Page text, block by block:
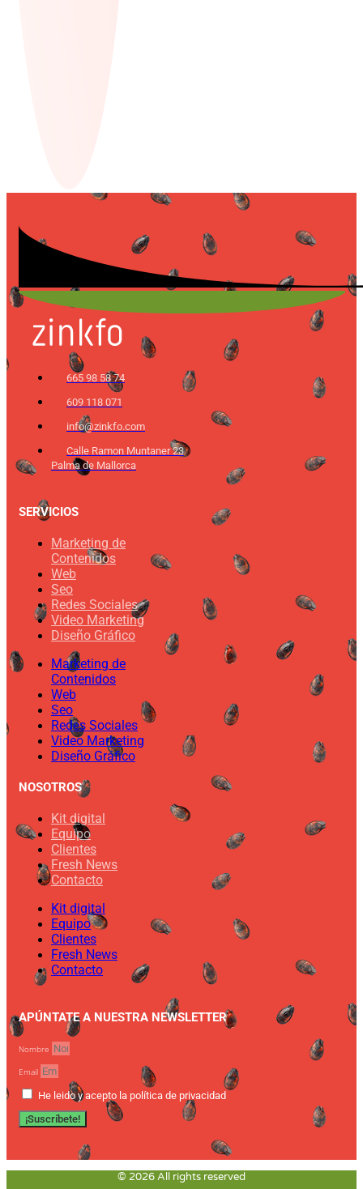
665 98 58 74
609 118 071
info@zinkfo.com
Calle Ramon Muntaner 23
Palma de Mallorca
SERVICIOS
Marketing de
Contenidos
Web
Seo
Redes Sociales
Video Marketing
Diseño Gráfico
Marketing de
Contenidos
Web
Seo
Redes Sociales
Video Marketing
Diseño Gráfico
NOSOTROS
Kit digital
Equipo
Clientes
Fresh News
Contacto
Kit digital
Equipo
Clientes
Fresh News
Contacto
APÚNTATE A NUESTRA NEWSLETTER
Nombre
Email
He leido y acepto la política de privacidad
¡Suscríbete!
© 2026 All rights reserved